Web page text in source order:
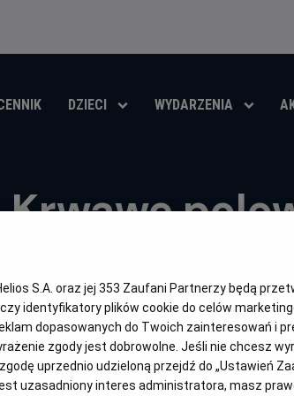
DZIECI WYDARZENIA
Krwawe
S.A. oraz jej 353 Zaufani Partnerzy będą
identyfikatory plików cookie do celów
dopasowanych do Twoich zainteresowań i
zgody jest dobrowolne. Jeśli nie chcesz
uprzednio udzieloną przejdź do „Ustawień
uzasadniony interes administratora, masz